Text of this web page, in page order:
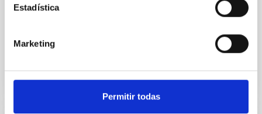
Estadística
Marketing
Permitir todas
NÚMERO DE CITAS 7